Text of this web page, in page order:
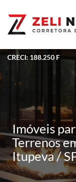
CRECI: 188.250 F
Imóveis
Terrenos
Itupeva /